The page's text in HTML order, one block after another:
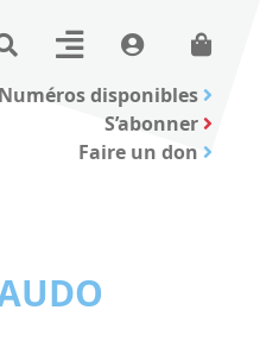
Numéros disponibles
S’abonner
Faire un don